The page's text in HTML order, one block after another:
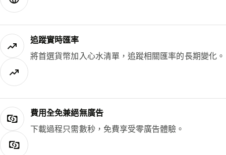
追蹤實時匯率
將首選貨幣加入心水清單，追蹤相關匯率的長期變化。
費用全免兼絕無廣告
下載過程只需數秒，免費享受零廣告體驗。